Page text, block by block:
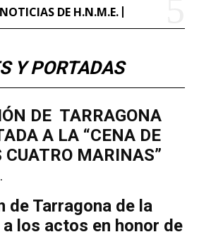
NOTICIAS DE H.N.M.E.
Y PORTADAS
DE TARRAGONA
A LA “CENA DE
CUATRO MARINAS”
de Tarragona de la
los actos en honor de